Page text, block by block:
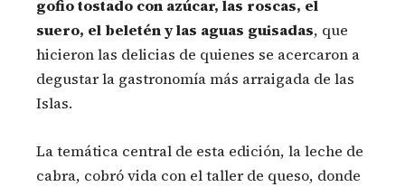
gofio tostado con azúcar, las roscas, el
suero, el beletén y las aguas guisadas, que
hicieron las delicias de quienes se acercaron a
degustar la gastronomía más arraigada de las
Islas.
La temática central de esta edición, la leche de
cabra, cobró vida con el taller de queso, donde